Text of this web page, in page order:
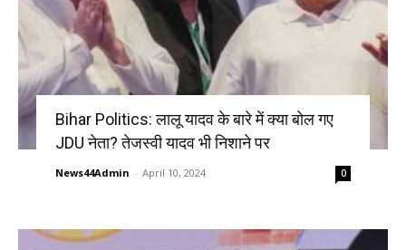
Bihar Politics: लालू यादव के बारे में क्या बोल गए
JDU नेता? तेजस्वी यादव भी निशाने पर
News44Admin - April 10, 2024 0